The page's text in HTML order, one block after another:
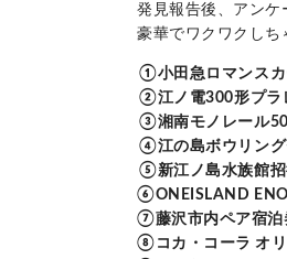
発見報告後、アンケ
豪華でワクワクしち
①小田急ロマンスカ
②江ノ電300形プラ
③湘南モノレール
④江の島ボウリング
⑤新江ノ島水族館招
⑥ONEISLAND
⑦藤沢市内ペア宿泊
⑧コカ・コーラ オ